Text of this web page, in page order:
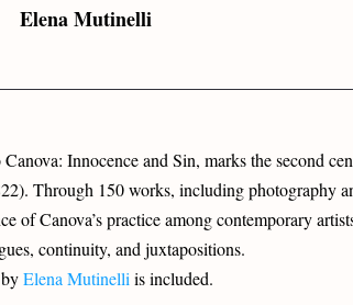
Elena Mutinelli
Innocence and Sin, marks the second
Through 150 works, including photography
of Canova’s practice among contemporary
continuity, and juxtapositions.
Elena Mutinelli is included.